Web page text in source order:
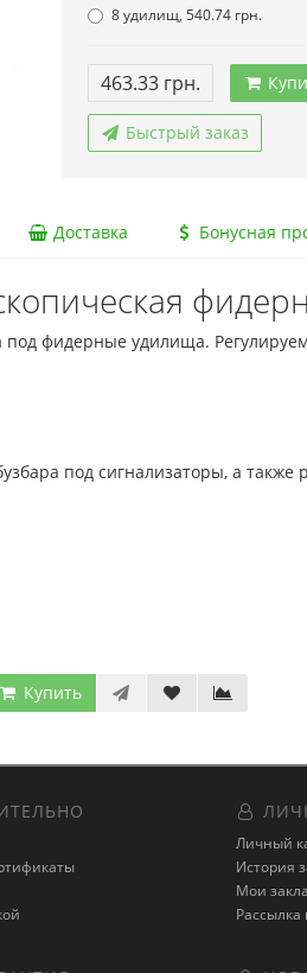
8 удилищ, 540.74 грн.
463.33 грн.
Быстрый заказ
Доставка Бонусная
под фидерные удилища.
под сигнализаторы, а
Купить
Личный
История
Мои
Рассылка